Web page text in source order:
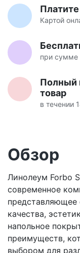
Картой
при сумме
Полный
товар
в течении
Обзор
Линолеум Forbo
современное
представляющее
качества,
напольное
преимуществ,
выбором для